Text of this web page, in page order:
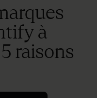
à
raisons